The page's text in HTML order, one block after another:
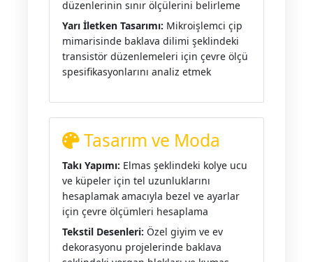
düzenlerinin sınır ölçülerini belirleme
Yarı İletken Tasarımı: Mikroişlemci çip
mimarisinde baklava dilimi şeklindeki
transistör düzenlemeleri için çevre ölçü
spesifikasyonlarını analiz etmek
Tasarım ve Moda
Takı Yapımı: Elmas şeklindeki kolye ucu
ve küpeler için tel uzunluklarını
hesaplamak amacıyla bezel ve ayarlar
için çevre ölçümleri hesaplama
Tekstil Desenleri: Özel giyim ve ev
dekorasyonu projelerinde baklava